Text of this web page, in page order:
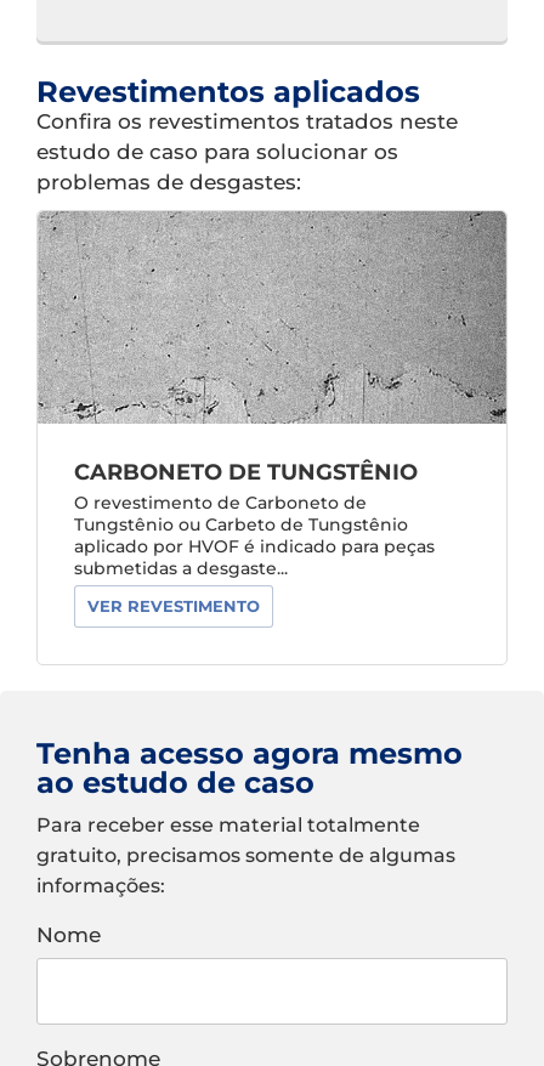
Revestimentos aplicados
Confira os revestimentos tratados neste
estudo de caso para solucionar os
problemas de desgastes:
CARBONETO DE TUNGSTÊNIO
O revestimento de Carboneto de
Tungstênio ou Carbeto de Tungstênio
aplicado por HVOF é indicado para peças
submetidas a desgaste...
VER REVESTIMENTO
Tenha acesso agora mesmo
ao estudo de caso
Para receber esse material totalmente
gratuito, precisamos somente de algumas
informações:
Nome
Sobrenome